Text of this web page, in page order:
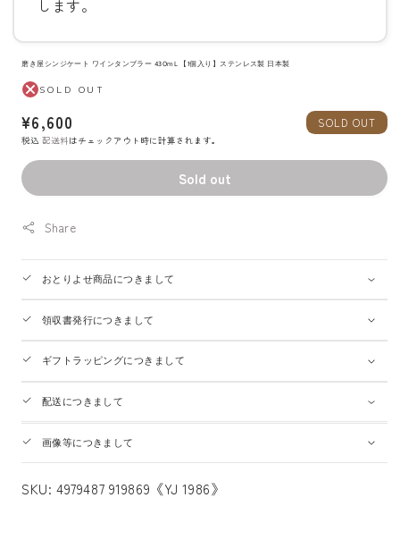
します。
磨き屋シンジケート ワインタンブラー 430mL 【1個入り】ステンレス製 日本製
SOLD OUT
通
常
価
格
¥6,600 SOLD OUT
税込配送料はチェックアウト時に計算されます。
Sold out
Share
おとりよせ商品につきまして
領収書発行につきまして
ギフトラッピングにつきまして
配送につきまして
画像等につきまして
SKU: 4979487 919869《YJ 1986》